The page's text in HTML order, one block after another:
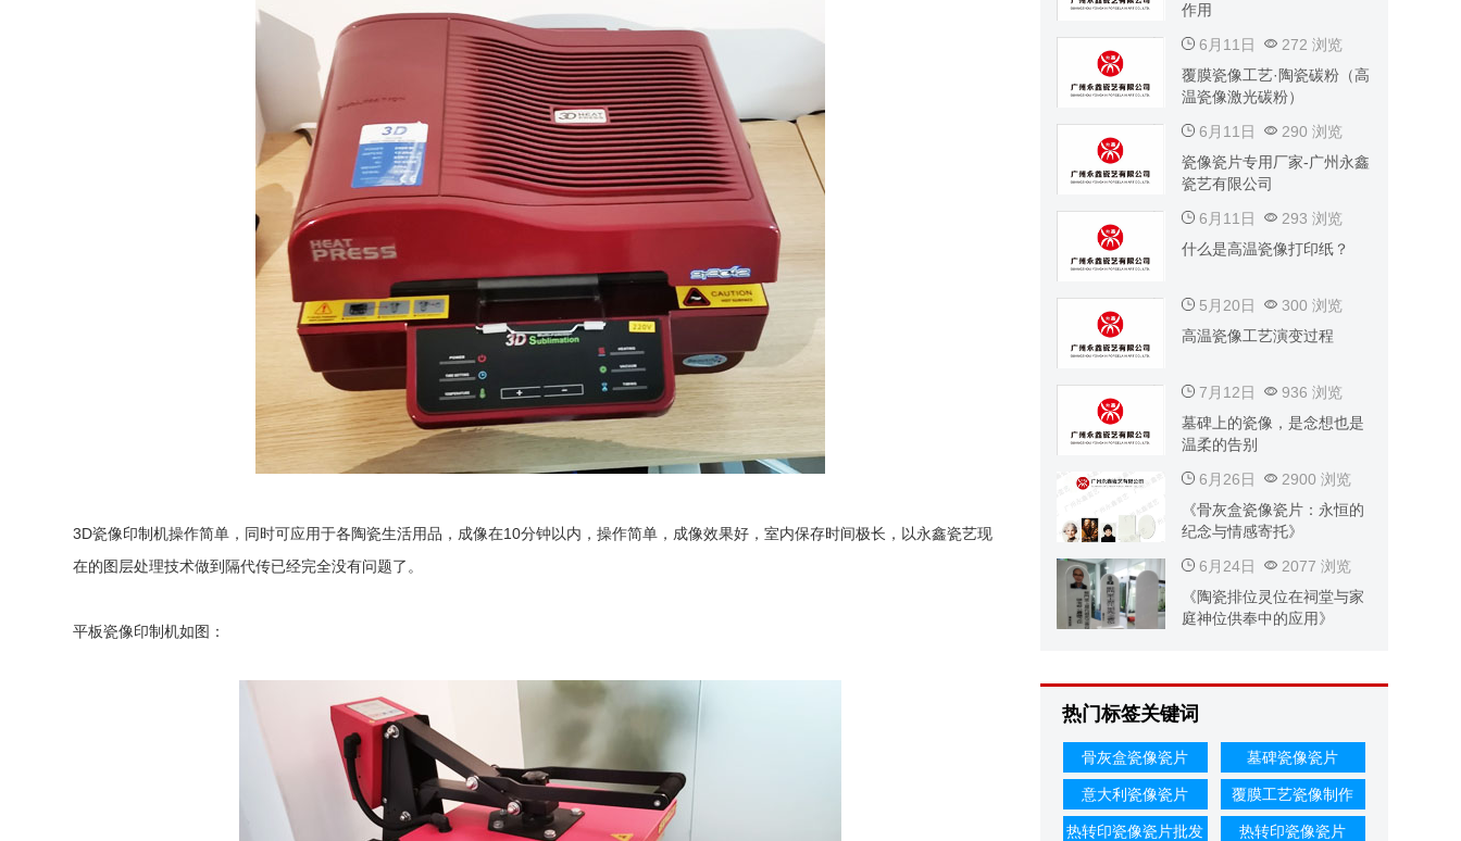
3D瓷像印制机操作简单，同时可应用于各陶瓷生活用品，成像在10分钟以内，操作简单，成像效果好，室内保存时间极长，以永鑫瓷艺现
在的图层处理技术做到隔代传已经完全没有问题了。
平板瓷像印制机如图：
作用
6月11日
272 浏览
覆膜瓷像工艺·陶瓷碳粉（高
温瓷像激光碳粉）
6月11日
290 浏览
瓷像瓷片专用厂家-广州永鑫
瓷艺有限公司
6月11日
293 浏览
什么是高温瓷像打印纸？
5月20日
300 浏览
高温瓷像工艺演变过程
7月12日
936 浏览
墓碑上的瓷像，是念想也是
温柔的告别
6月26日
2900 浏览
《骨灰盒瓷像瓷片：永恒的
纪念与情感寄托》
6月24日
2077 浏览
《陶瓷排位灵位在祠堂与家
庭神位供奉中的应用》
热门标签关键词
骨灰盒瓷像瓷片 墓碑瓷像瓷片
意大利瓷像瓷片 覆膜工艺瓷像制作
热转印瓷像瓷片批发 热转印瓷像瓷片